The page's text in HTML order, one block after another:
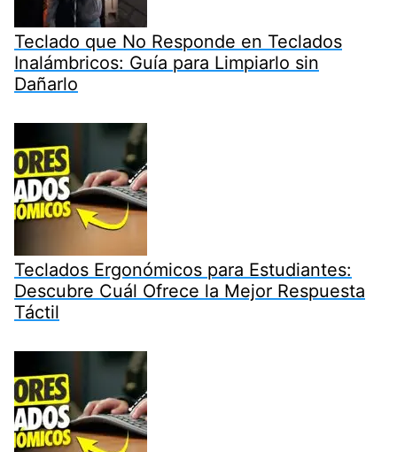
Teclado que No Responde en Teclados
Inalámbricos: Guía para Limpiarlo sin
Dañarlo
Teclados Ergonómicos para Estudiantes:
Descubre Cuál Ofrece la Mejor Respuesta
Táctil